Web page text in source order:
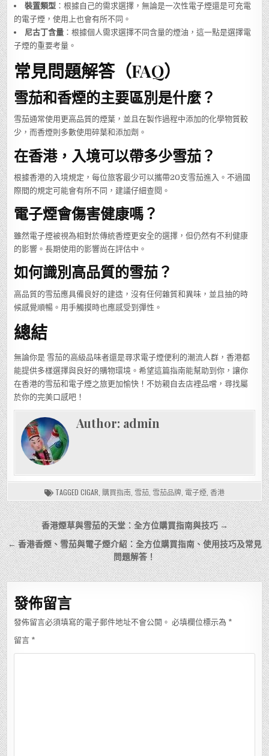
裝置類型 ：根據自己的需求選擇，無論是一次性電子煙還是可充電
的電子煙，使用上也會有所不同。
尼古丁含量 ：根據個人需求選擇不同含量的煙油，這一點是選擇電
子煙的重要考量。
常見問題解答（FAQ）
雪茄和香煙的主要區別是什麼？
雪茄通常使用更高品質的煙葉，並且在製作過程中添加的化學物質較
少，而香煙則多數使用碎葉和添加劑。
在香港，入境可以帶多少雪茄？
根據香港的入境規定，每位旅客最少可以攜帶20支雪茄進入。不過國
際間的規定可能會有所不同，建議仔細查閱。
電子煙會傷害健康嗎？
雖然電子煙被視為相對於傳統香煙更安全的選擇，但仍然有不利健康
的影響。長期使用的影響尚在評估中。
如何識別高品質的雪茄？
高品質的雪茄應具備良好的建造，沒有任何雜質和異味，並且抽的時
候感覺順暢。用手觸摸時也應感受到彈性。
總結
無論你是 雪茄的高級品味者還是尋求電子煙便利的潮流人群，香港都
能提供多樣選擇與良好的購物環境。希望這篇指南能幫助到你，讓你
在香港的雪茄和電子煙之旅更加愉快！不妨親自去店裡品嚐，尋找屬
於你的完美口感吧！
Author: admin
TAGGED CIGAR 購買指南 雪茄 雪茄品牌 電子煙 香港
文
章
導
覽
香港煙草與雪茄的天堂：全方位購買指南與技巧 →
← 香港香煙、雪茄與電子煙介紹：全方位購買指南、使用技巧及常見
問題解答！
發佈留言
發佈留言必須填寫的電子郵件地址不會公開。 必填欄位標示為 *
留言 *